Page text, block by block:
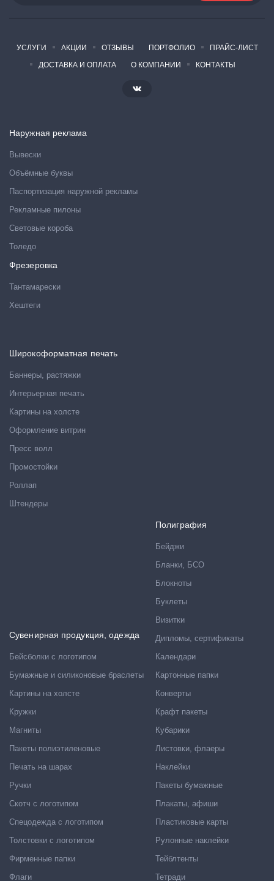
УСЛУГИ АКЦИИ ОТЗЫВЫ ПОРТФОЛИО
ПРАЙС-ЛИСТ
ДОСТАВКА И ОПЛАТА
О КОМПАНИИ КОНТАКТЫ
Наружная реклама
Вывески
Объёмные буквы
Паспортизация наружной рекламы
Рекламные пилоны
Световые короба
Толедо
Фрезеровка
Тантамарески
Хештеги
Широкоформатная печать
Баннеры, растяжки
Интерьерная печать
Картины на холсте
Оформление витрин
Пресс волл
Промостойки
Роллап
Штендеры
Сувенирная продукция, одежда
Бейсболки с логотипом
Бумажные и силиконовые браслеты
Картины на холсте
Кружки
Магниты
Пакеты полиэтиленовые
Печать на шарах
Ручки
Скотч с логотипом
Спецодежда с логотипом
Толстовки с логотипом
Фирменные папки
Флаги
Полиграфия
Бейджи
Бланки, БСО
Блокноты
Буклеты
Визитки
Дипломы, сертификаты
Календари
Картонные папки
Конверты
Крафт пакеты
Кубарики
Листовки, флаеры
Наклейки
Пакеты бумажные
Плакаты, афиши
Пластиковые карты
Рулонные наклейки
Тейблтенты
Тетради